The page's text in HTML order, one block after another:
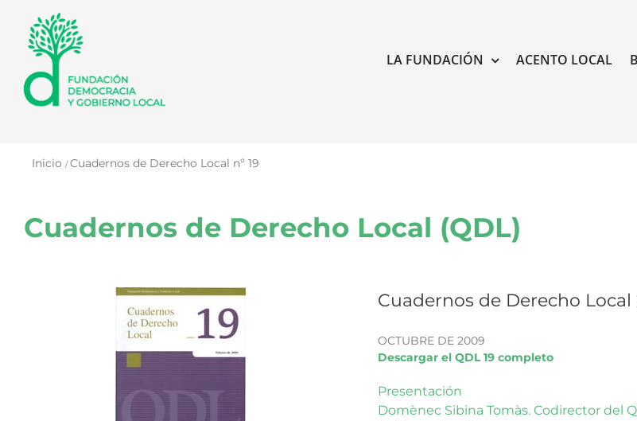
contenido
LA FUNDACIÓN ACENTO LOCAL
Inicio Cuadernos de Derecho Local nº 19
Cuadernos de Derecho Local (QDL)
Cuadernos de Derecho Local
OCTUBRE DE 2009
Descargar el QDL 19 completo
Presentación
Domènec Sibina Tomàs. Codirector del